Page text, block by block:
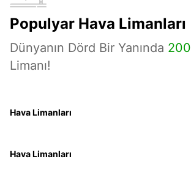
Populyar Hava Limanları
Dünyanın Dörd Bir Yanında 200
Limanı!
Hava Limanları
Hava Limanları